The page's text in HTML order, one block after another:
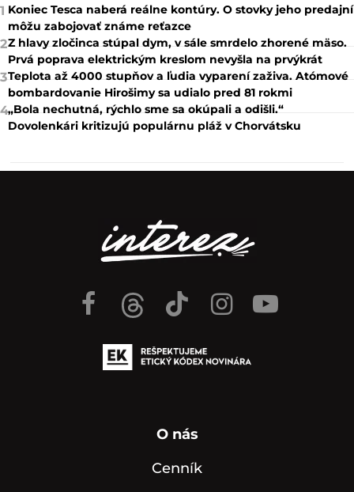
1 Koniec Tesca naberá reálne kontúry. O stovky jeho predajní
môžu zabojovať známe reťazce
2Z hlavy zločinca stúpal dym, v sále smrdelo zhorené mäso.
Prvá poprava elektrickým kreslom nevyšla na prvýkrát
3Teplota až 4000 stupňov a ľudia vyparení zaživa. Atómové
bombardovanie Hirošimy sa udialo pred 81 rokmi
4„Bola nechutná, rýchlo sme sa okúpali a odišli.“
Dovolenkári kritizujú populárnu pláž v Chorvátsku
O nás
Cenník